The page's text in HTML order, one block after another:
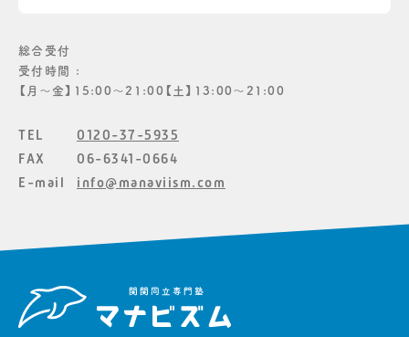
総合受付
受付時間 :
【月〜金】15:00〜21:00【土】13:00〜21:00
TEL
0120-37-5935
FAX
06-6341-0664
E-mail
info@manaviism.com